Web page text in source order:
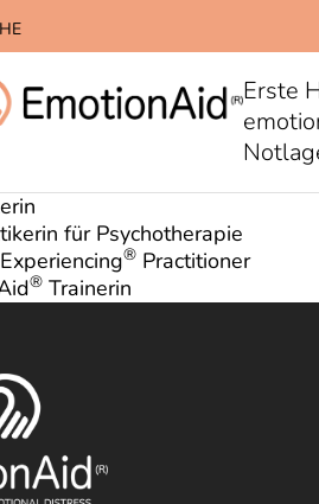
HE
Erste
für Psychotherapie
®️ Practitioner
®️ Trainerin